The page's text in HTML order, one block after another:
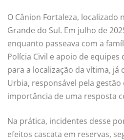
O Cânion Fortaleza, localizado
Grande do Sul. Em julho de
enquanto passeava com a
Polícia Civil e apoio de
para a localização da vítima,
Urbia, responsável pela
importância de uma resposta
Na prática, incidentes desse
efeitos cascata em reservas,